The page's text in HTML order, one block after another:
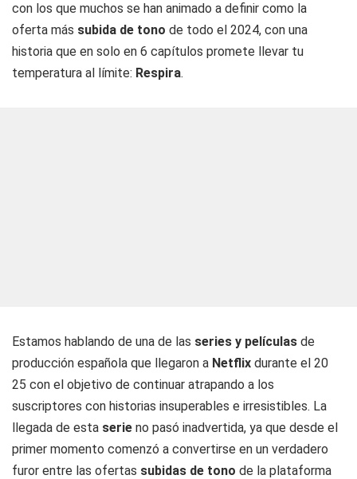
con los que muchos se han animado a definir como la
oferta más subida de tono de todo el 2024, con una
historia que en solo en 6 capítulos promete llevar tu
temperatura al límite: Respira.
Estamos hablando de una de las series y películas de
producción española que llegaron a Netflix durante el 20
25 con el objetivo de continuar atrapando a los
suscriptores con historias insuperables e irresistibles. La
llegada de esta serie no pasó inadvertida, ya que desde el
primer momento comenzó a convertirse en un verdadero
furor entre las ofertas subidas de tono de la plataforma